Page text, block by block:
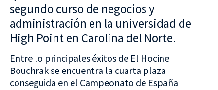
segundo curso de negocios y
administración en la universidad de
High Point en Carolina del Norte.
Entre lo principales éxitos de El Hocine
Bouchrak se encuentra la cuarta plaza
conseguida en el Campeonato de España